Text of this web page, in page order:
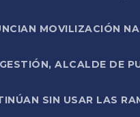
MOVILIZACIÓN
ALCALDE DE
SIN USAR LAS